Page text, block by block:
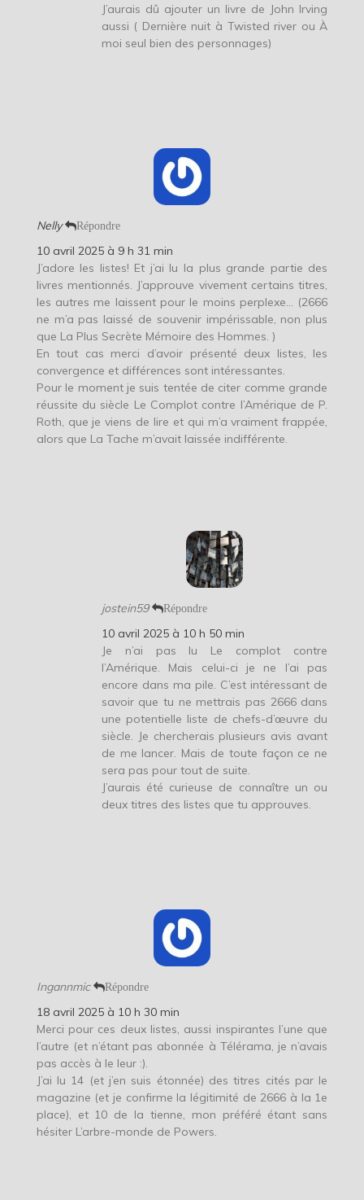
J’aurais dû ajouter un livre de John Irving
aussi ( Dernière nuit à Twisted river ou À
moi seul bien des personnages)
Nelly Répondre
10 avril 2025 à 9 h 31 min
J’adore les listes! Et j’ai lu la plus grande partie des
livres mentionnés. J’approuve vivement certains titres,
les autres me laissent pour le moins perplexe… (2666
ne m’a pas laissé de souvenir impérissable, non plus
que La Plus Secrète Mémoire des Hommes. )
En tout cas merci d’avoir présenté deux listes, les
convergence et différences sont intéressantes.
Pour le moment je suis tentée de citer comme grande
réussite du siècle Le Complot contre l’Amérique de P.
Roth, que je viens de lire et qui m’a vraiment frappée,
alors que La Tache m’avait laissée indifférente.
jostein59 Répondre
10 avril 2025 à 10 h 50 min
Je n’ai pas lu Le complot contre
l’Amérique. Mais celui-ci je ne l’ai pas
encore dans ma pile. C’est intéressant de
savoir que tu ne mettrais pas 2666 dans
une potentielle liste de chefs-d’œuvre du
siècle. Je chercherais plusieurs avis avant
de me lancer. Mais de toute façon ce ne
sera pas pour tout de suite.
J’aurais été curieuse de connaître un ou
deux titres des listes que tu approuves.
Ingannmic Répondre
18 avril 2025 à 10 h 30 min
Merci pour ces deux listes, aussi inspirantes l’une que
l’autre (et n’étant pas abonnée à Télérama, je n’avais
pas accès à le leur :).
J’ai lu 14 (et j’en suis étonnée) des titres cités par le
magazine (et je confirme la légitimité de 2666 à la 1e
place), et 10 de la tienne, mon préféré étant sans
hésiter L’arbre-monde de Powers.